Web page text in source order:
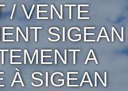
/ VENTE
A
À SIGEAN